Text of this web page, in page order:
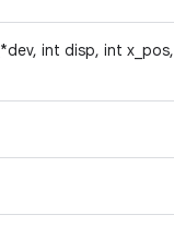
*dev, int disp, int x_pos,